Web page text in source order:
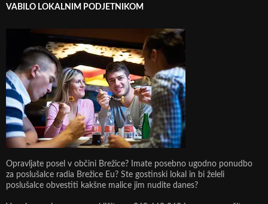
VABILO LOKALNIM PODJETNIKOM
Opravljate posel v občini Brežice? Imate posebno ugodno ponudbo
za poslušalce radia Brežice Eu? Ste gostinski lokal in bi želeli
poslušalce obvestiti kakšne malice jim nudite danes?